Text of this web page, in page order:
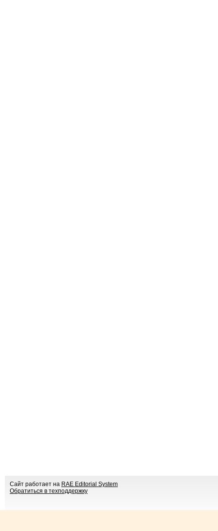
Сайт работает на RAE Editorial System
Обратиться в техподдержку